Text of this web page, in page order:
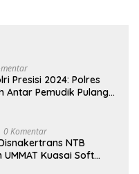
Presisi 2024: Polres
Antar Pemudik Pulang
0 Komentar
NTB
Kuasai Soft